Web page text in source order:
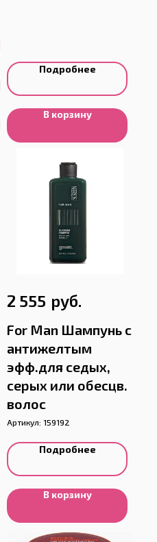
Подробнее
В корзину
2 555 руб.
For Man Шампунь с
антижелтым
эфф.для седых,
серых или обесцв.
волос
Артикул: 159192
Подробнее
В корзину